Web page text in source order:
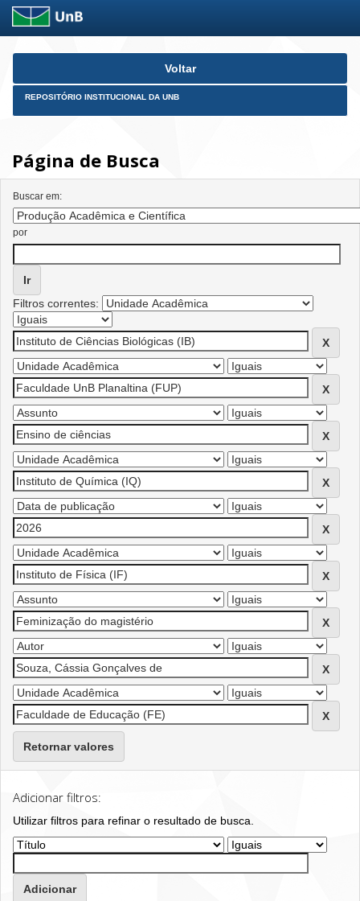
Skip
Voltar
REPOSITÓRIO INSTITUCIONAL DA UNB
Página de Busca
Buscar em:
por
Filtros correntes:
Retornar valores
Adicionar filtros:
Utilizar filtros para refinar o resultado de busca.